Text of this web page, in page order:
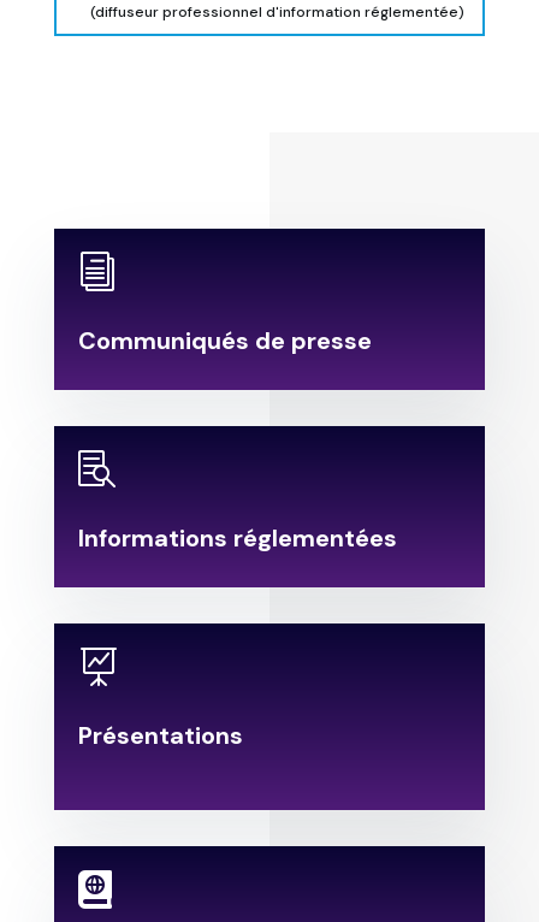
(diffuseur professionnel d'information réglementée)
i
Communiqués de presse

Informations réglementées

Présentations
